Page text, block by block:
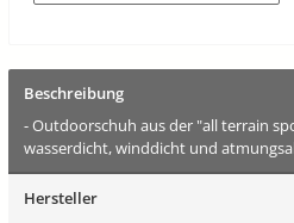
Beschreibung
- Outdoorschuh aus der "all terrain
wasserdicht, winddicht und
Hersteller